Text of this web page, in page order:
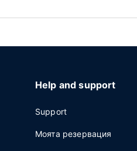
Help and support
Support
Моята резервация